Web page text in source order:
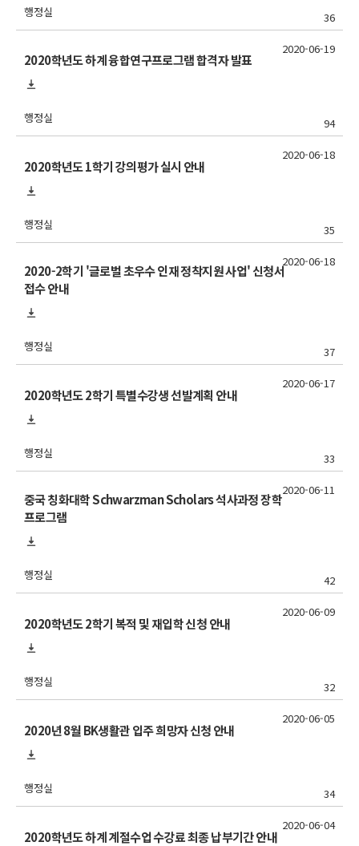
행정실 36
2020학년도 하계 융합연구프로그램 합격자 발표
행정실 94
2020-06-19
2020학년도 1학기 강의평가 실시 안내
행정실 35
2020-06-18
2020-2학기 '글로벌 초우수 인재 정착지원 사업' 신청서
접수 안내
행정실 37
2020-06-18
2020학년도 2학기 특별수강생 선발계획 안내
행정실 33
2020-06-17
중국 칭화대학 Schwarzman Scholars 석사과정 장학
프로그램
행정실 42
2020-06-11
2020학년도 2학기 복적 및 재입학 신청 안내
행정실 32
2020-06-09
2020년 8월 BK생활관 입주 희망자 신청 안내
행정실 34
2020-06-05
2020학년도 하계 계절수업 수강료 최종 납부기간 안내
2020-06-04